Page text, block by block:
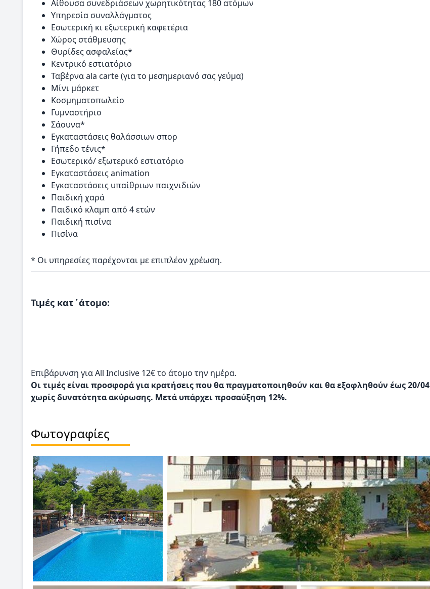
Αίθουσα συνεδριάσεων χωρητικότητας 180 ατόμων
Υπηρεσία συναλλάγματος
Εσωτερική κι εξωτερική καφετέρια
Χώρος στάθμευσης
Θυρίδες ασφαλείας*
Κεντρικό εστιατόριο
Ταβέρνα ala carte (για το μεσημεριανό σας γεύμα)
Μίνι μάρκετ
Κοσμηματοπωλείο
Γυμναστήριο
Σάουνα*
Εγκαταστάσεις θαλάσσιων σπορ
Γήπεδο τένις*
Εσωτερικό/ εξωτερικό εστιατόριο
Εγκαταστάσεις animation
Εγκαταστάσεις υπαίθριων παιχνιδιών
Παιδική χαρά
Παιδικό κλαμπ από 4 ετών
Παιδική πισίνα
Πισίνα
* Οι υπηρεσίες παρέχονται με επιπλέον χρέωση.
Τιμές κατ΄άτομο:
Επιβάρυνση για All Inclusive 12€ το άτομο την ημέρα.
Οι τιμές είναι προσφορά για κρατήσεις που θα πραγματοποιηθούν και θα εξοφληθούν έως 20/04
χωρίς δυνατότητα ακύρωσης. Μετά υπάρχει προσαύξηση 12%.
Φωτογραφίες